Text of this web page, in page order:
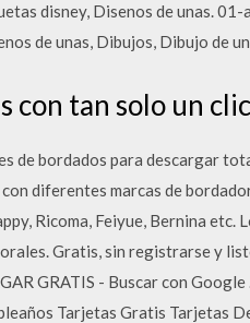
disney, Disenos de unas.
de unas, Dibujos, Dibujo de
con tan solo un
de bordados para descargar
diferentes marcas de
Ricoma, Feiyue, Bernina etc.
Gratis, sin registrarse y
GRATIS - Buscar con Google
Tarjetas Gratis Tarjetas